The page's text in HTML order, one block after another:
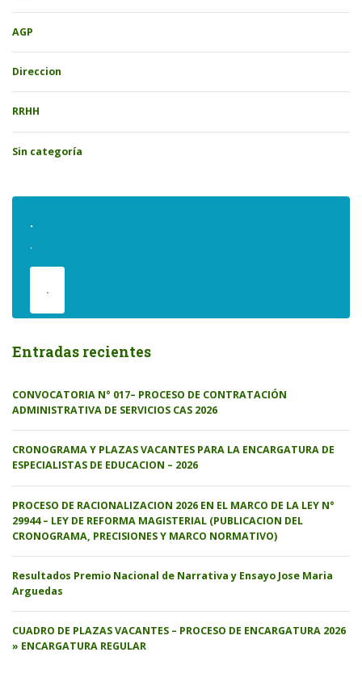
AGP
Direccion
RRHH
Sin categoría
.
.
.
Entradas recientes
CONVOCATORIA N° 017– PROCESO DE CONTRATACIÓN
ADMINISTRATIVA DE SERVICIOS CAS 2026
CRONOGRAMA Y PLAZAS VACANTES PARA LA ENCARGATURA DE
ESPECIALISTAS DE EDUCACION – 2026
PROCESO DE RACIONALIZACION 2026 EN EL MARCO DE LA LEY N°
29944 – LEY DE REFORMA MAGISTERIAL (PUBLICACION DEL
CRONOGRAMA, PRECISIONES Y MARCO NORMATIVO)
Resultados Premio Nacional de Narrativa y Ensayo Jose Maria
Arguedas
CUADRO DE PLAZAS VACANTES – PROCESO DE ENCARGATURA 2026
» ENCARGATURA REGULAR